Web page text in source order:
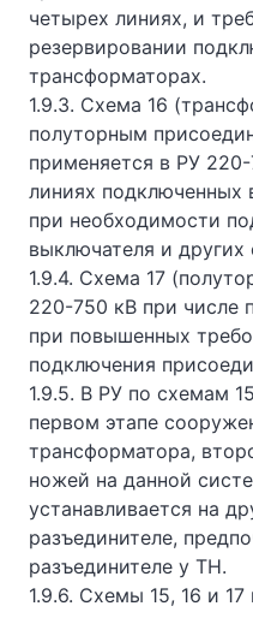
четырех линиях, и
резервировании
трансформаторах.
1.9.3. Схема 16
полуторным
применяется в РУ
линиях подключенных
при необходимости
выключателя и других
1.9.4. Схема 17
220-750 кВ при числе
при повышенных
подключения
1.9.5. В РУ по схемам
первом этапе
трансформатора,
ножей на данной
устанавливается на
разъединителе,
разъединителе у ТН.
1.9.6. Схемы 15, 16 и